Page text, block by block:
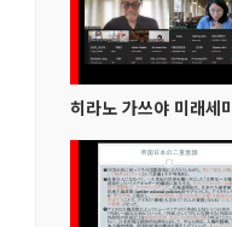
히라노 가쓰야 미래세